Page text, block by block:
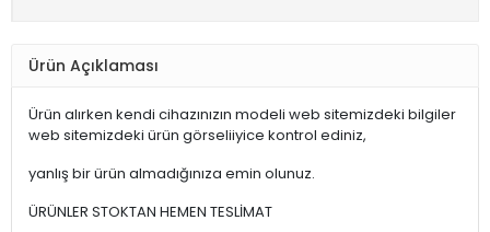
Ürün Açıklaması
Ürün alırken kendi cihazınızın modeli web sitemizdeki bilgiler
web sitemizdeki ürün görseliiyice kontrol ediniz,
yanlış bir ürün almadığınıza emin olunuz.
ÜRÜNLER STOKTAN HEMEN TESLİMAT